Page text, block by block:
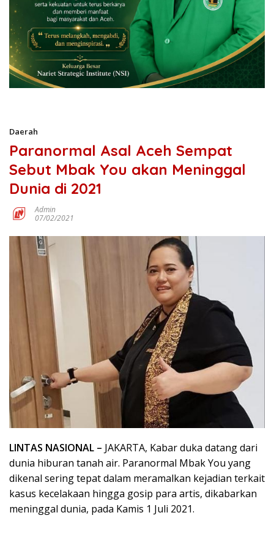
Daerah
Paranormal Asal Aceh Sempat
Sebut Mbak You akan Meninggal
Dunia di 2021
Admin
07/02/2021
LINTAS NASIONAL – JAKARTA, Kabar duka datang dari
dunia hiburan tanah air. Paranormal Mbak You yang
dikenal sering tepat dalam meramalkan kejadian terkait
kasus kecelakaan hingga gosip para artis, dikabarkan
meninggal dunia, pada Kamis 1 Juli 2021.